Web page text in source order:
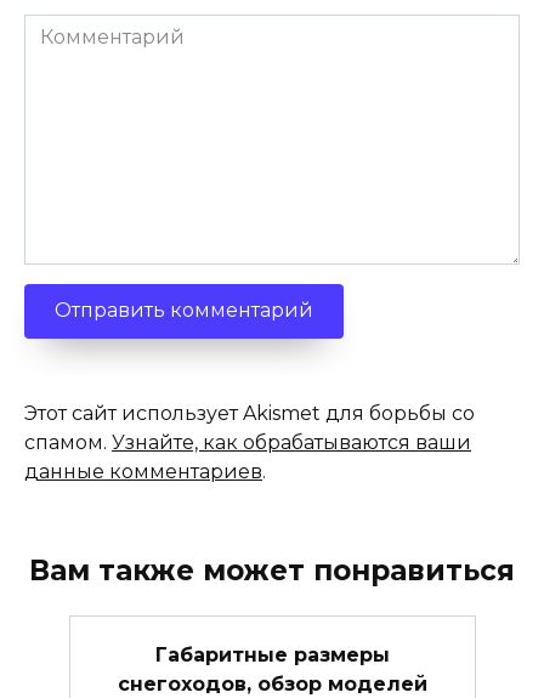
Комментарий
Этот сайт использует Akismet для борьбы со
спамом. Узнайте, как обрабатываются ваши
данные комментариев.
Вам также может понравиться
Габаритные размеры
снегоходов, обзор моделей